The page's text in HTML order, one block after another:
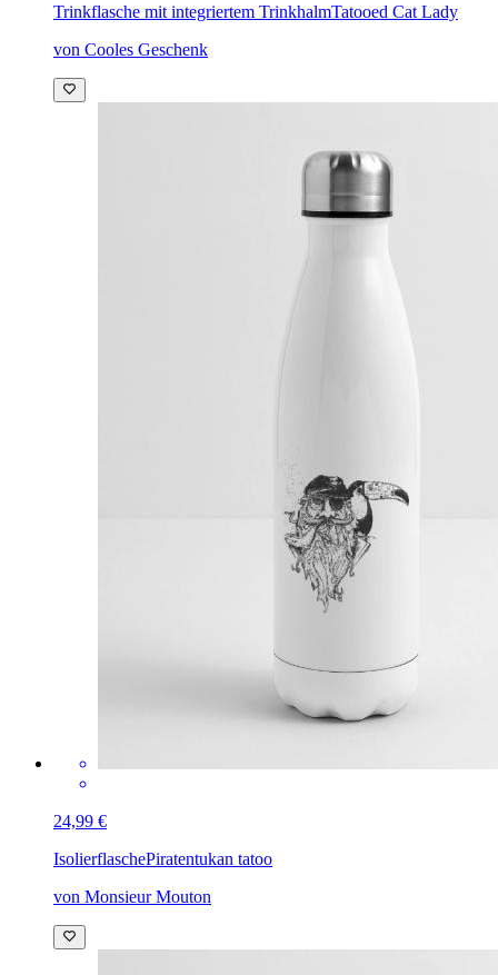
Trinkflasche mit integriertem TrinkhalmTatooed Cat Lady
von Cooles Geschenk
24,99 €
IsolierflaschePiratentukan tatoo
von Monsieur Mouton